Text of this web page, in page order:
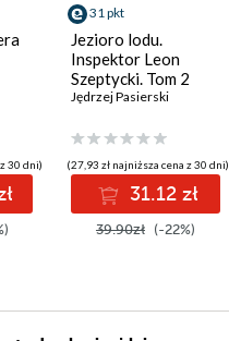
30 dni)
31 pkt
Jezioro lodu.
Inspektor Leon
Szeptycki. Tom 2
Jędrzej Pasierski
(27,93 zł najniższa cena z 30 dni)
31.12 zł
39.90zł (-22%)